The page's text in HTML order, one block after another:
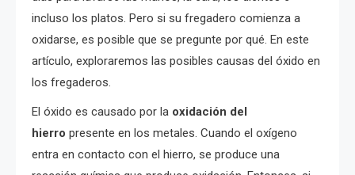
incluso los platos. Pero si su fregadero comienza a
oxidarse, es posible que se pregunte por qué. En este
artículo, exploraremos las posibles causas del óxido en
los fregaderos.
El óxido es causado por la oxidación del
hierro presente en los metales. Cuando el oxígeno
entra en contacto con el hierro, se produce una